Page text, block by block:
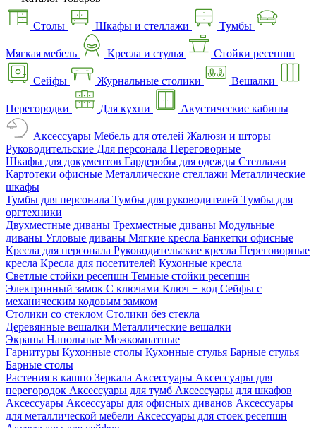
Столы Шкафы и стеллажи Тумбы
Мягкая мебель Кресла и стулья Стойки ресепшн
Сейфы Журнальные столики Вешалки
Перегородки Для кухни Акустические кабины
Аксессуары Мебель для отелей Жалюзи и шторы
Руководительские Для персонала Переговорные
Шкафы для документов Гардеробы для одежды Стеллажи
Картотеки офисные Металлические стеллажи Металлические
шкафы
Тумбы для персонала Тумбы для руководителей Тумбы для
оргтехники
Двухместные диваны Трехместные диваны Модульные
диваны Угловые диваны Мягкие кресла Банкетки офисные
Кресла для персонала Руководительские кресла Переговорные
кресла Кресла для посетителей Кухонные кресла
Светлые стойки ресепшн Темные стойки ресепшн
Электронный замок С ключами Ключ + код Сейфы с
механическим кодовым замком
Столики со стеклом Столики без стекла
Деревянные вешалки Металлические вешалки
Экраны Напольные Межкомнатные
Гарнитуры Кухонные столы Кухонные стулья Барные стулья
Барные столы
Растения в кашпо Зеркала Аксессуары Аксессуары для
перегородок Аксессуары для тумб Аксессуары для шкафов
Аксессуары Аксессуары для офисных диванов Аксессуары
для металлической мебели Аксессуары для стоек ресепшн